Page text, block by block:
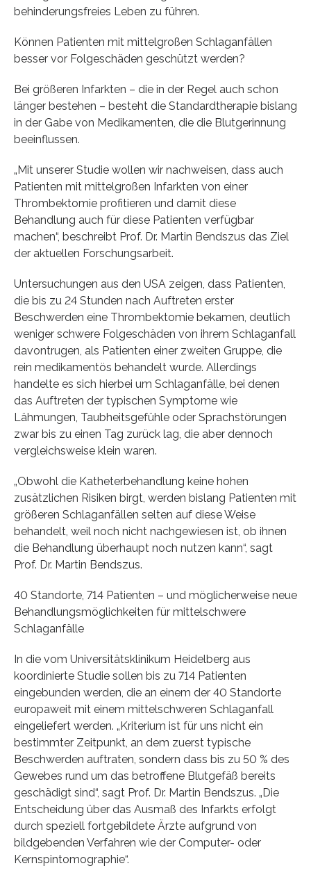
behinderungsfreies Leben zu führen.
Können Patienten mit mittelgroßen Schlaganfällen
besser vor Folgeschäden geschützt werden?
Bei größeren Infarkten – die in der Regel auch schon
länger bestehen – besteht die Standardtherapie bislang
in der Gabe von Medikamenten, die die Blutgerinnung
beeinflussen.
„Mit unserer Studie wollen wir nachweisen, dass auch
Patienten mit mittelgroßen Infarkten von einer
Thrombektomie profitieren und damit diese
Behandlung auch für diese Patienten verfügbar
machen“, beschreibt Prof. Dr. Martin Bendszus das Ziel
der aktuellen Forschungsarbeit.
Untersuchungen aus den USA zeigen, dass Patienten,
die bis zu 24 Stunden nach Auftreten erster
Beschwerden eine Thrombektomie bekamen, deutlich
weniger schwere Folgeschäden von ihrem Schlaganfall
davontrugen, als Patienten einer zweiten Gruppe, die
rein medikamentös behandelt wurde. Allerdings
handelte es sich hierbei um Schlaganfälle, bei denen
das Auftreten der typischen Symptome wie
Lähmungen, Taubheitsgefühle oder Sprachstörungen
zwar bis zu einen Tag zurück lag, die aber dennoch
vergleichsweise klein waren.
„Obwohl die Katheterbehandlung keine hohen
zusätzlichen Risiken birgt, werden bislang Patienten mit
größeren Schlaganfällen selten auf diese Weise
behandelt, weil noch nicht nachgewiesen ist, ob ihnen
die Behandlung überhaupt noch nutzen kann“, sagt
Prof. Dr. Martin Bendszus.
40 Standorte, 714 Patienten – und möglicherweise neue
Behandlungsmöglichkeiten für mittelschwere
Schlaganfälle
In die vom Universitätsklinikum Heidelberg aus
koordinierte Studie sollen bis zu 714 Patienten
eingebunden werden, die an einem der 40 Standorte
europaweit mit einem mittelschweren Schlaganfall
eingeliefert werden. „Kriterium ist für uns nicht ein
bestimmter Zeitpunkt, an dem zuerst typische
Beschwerden auftraten, sondern dass bis zu 50 % des
Gewebes rund um das betroffene Blutgefäß bereits
geschädigt sind“, sagt Prof. Dr. Martin Bendszus. „Die
Entscheidung über das Ausmaß des Infarkts erfolgt
durch speziell fortgebildete Ärzte aufgrund von
bildgebenden Verfahren wie der Computer- oder
Kernspintomographie“.